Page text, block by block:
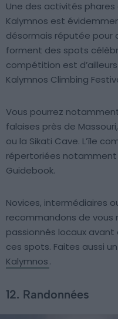
Une des activités
Kalymnos est
désormais réputée pour
forment des spots
compétition est
Kalymnos Climbing
Vous pourrez
falaises près de
ou la Sikati Cave. L’île
répertoriées notamment
Guidebook.
Novices, intermédiaires
recommandons de vous
passionnés locaux avant
ces spots. Faites aussi
Kalymnos.
12. Randonnées